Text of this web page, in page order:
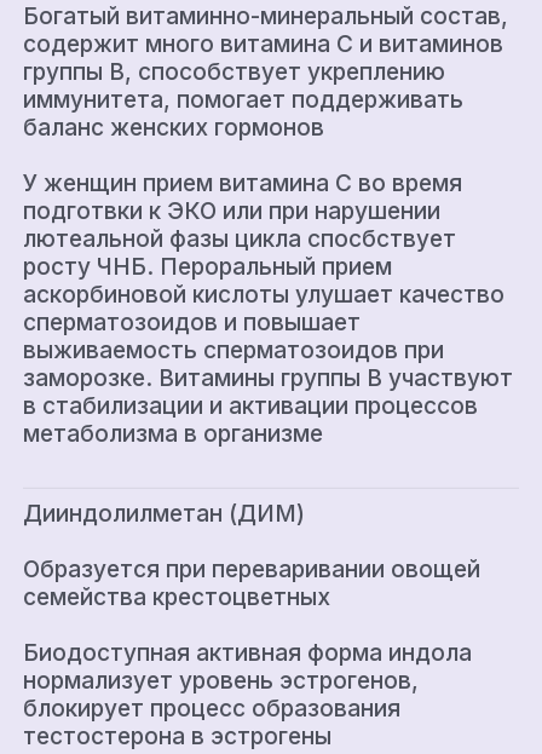
Богатый витаминно-минеральный состав,
содержит много витамина С и витаминов
группы В, способствует укреплению
иммунитета, помогает поддерживать
баланс женских гормонов
У женщин прием витамина С во время
подготвки к ЭКО или при нарушении
лютеальной фазы цикла спосбствует
росту ЧНБ. Пероральный прием
аскорбиновой кислоты улушает качество
сперматозоидов и повышает
выживаемость сперматозоидов при
заморозке. Витамины группы В участвуют
в стабилизации и активации процессов
метаболизма в организме
Дииндолилметан (ДИМ)
Образуется при переваривании овощей
семейства крестоцветных
Биодоступная активная форма индола
нормализует уровень эстрогенов,
блокирует процесс образования
тестостерона в эстрогены